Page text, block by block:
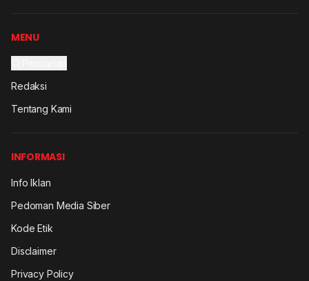
MENU
Redaksi
Tentang Kami
INFORMASI
Info Iklan
Pedoman Media Siber
Kode Etik
Disclaimer
Privacy Policy